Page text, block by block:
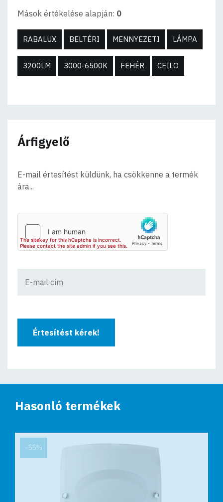
Mások értékelése alapján: 0
RABALUX BELTÉRI MENNYEZETI LÁMPA
3200LM 3000-6500K FEHÉR CEILO
Árfigyelő
E-mail értesítést küldünk, ha csökkenne a termék
ára...
Értesítést kérek!
Hasonló termékek
-55%